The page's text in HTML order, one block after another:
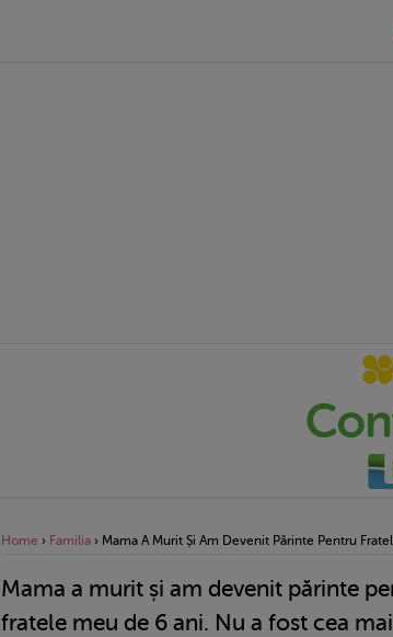
Home › Familia › Mama A Murit Și Am Devenit Părinte Pentru
Mama a murit și am devenit părinte
fratele meu de 6 ani. Nu a fost cea